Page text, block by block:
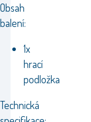
Obsah
balení:
1x
hrací
podložka
Technická